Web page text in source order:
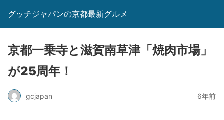
グッチジャパンの京都最新グルメ
京都一乗寺と滋賀南草津「焼肉市場」
が25周年！
gcjapan 6年前